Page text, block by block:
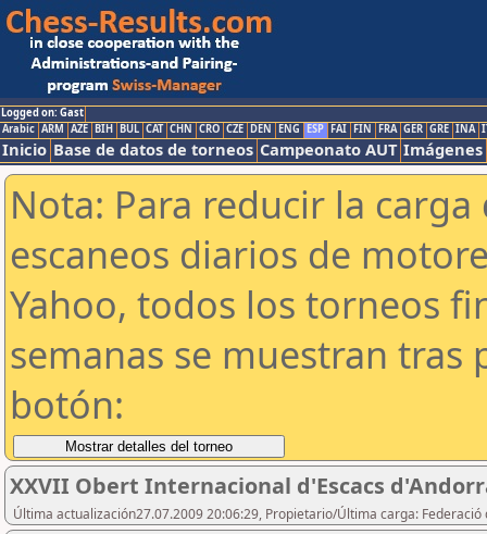
Logged on: Gast
Arabic ARM AZE BIH BUL CAT CHN CRO CZE DEN ENG ESP FAI FIN FRA GER GRE INA
Inicio Base de datos de torneos Campeonato AUT Imágenes
Nota: Para reducir la
escaneos diarios de
Yahoo, todos los torneos
semanas se muestran tras
botón:
XXVII Obert Internacional d'Escacs
Última actualización27.07.2009 20:06:29, Propietario/Última carga: Federació